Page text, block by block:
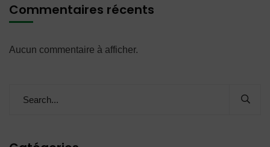
Commentaires récents
Aucun commentaire à afficher.